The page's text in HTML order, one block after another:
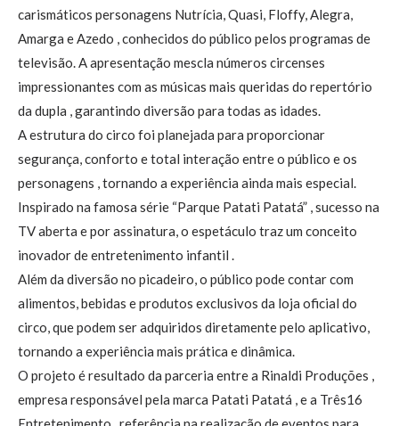
carismáticos personagens Nutrícia, Quasi, Floffy, Alegra,
Amarga e Azedo , conhecidos do público pelos programas de
televisão. A apresentação mescla números circenses
impressionantes com as músicas mais queridas do repertório
da dupla , garantindo diversão para todas as idades.
A estrutura do circo foi planejada para proporcionar
segurança, conforto e total interação entre o público e os
personagens , tornando a experiência ainda mais especial.
Inspirado na famosa série “Parque Patati Patatá” , sucesso na
TV aberta e por assinatura, o espetáculo traz um conceito
inovador de entretenimento infantil .
Além da diversão no picadeiro, o público pode contar com
alimentos, bebidas e produtos exclusivos da loja oficial do
circo, que podem ser adquiridos diretamente pelo aplicativo,
tornando a experiência mais prática e dinâmica.
O projeto é resultado da parceria entre a Rinaldi Produções ,
empresa responsável pela marca Patati Patatá , e a Três16